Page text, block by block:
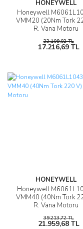
HONEYWELL
Honeywell
VMM20 (20Nm Tork
R. Vana Motoru
33.109,02 TL
17.216,69 TL
HONEYWELL
Honeywell
VMM40 (40Nm Tork
R. Vana Motoru
39.213,72 TL
21.959,68 TL